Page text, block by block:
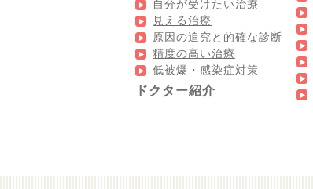
自分が受けたい治療
見える治療
原因の追究と的確な診断
精度の高い治療
低被爆・感染症対策
ドクター紹介